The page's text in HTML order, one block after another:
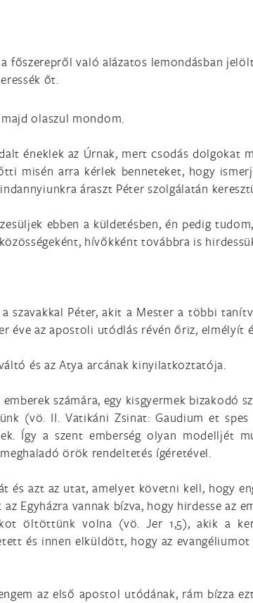
főszerepről való alázatos lemondásban
őt.
olaszul mondom.
éneklek az Úrnak, mert csodás dolgokat
misén arra kérlek benneteket, hogy
áraszt Péter szolgálatán
ebben a küldetésben, én pedig
hívőkként továbbra is
a szavakkal Péter, akit a Mester a többi
éve az apostoli utódlás révén őriz, elmélyít
és az Atya arcának kinyilatkoztatója.
számára, egy kisgyermek bizakodó
(vö. II. Vatikáni Zsinat: Gaudium et
Így a szent emberség olyan modelljét
örök rendeltetés ígéretével.
és azt az utat, amelyet követni kell, hogy
Egyházra vannak bízva, hogy hirdesse az
öltöttünk volna (vö. Jer 1,5), akik a
és innen elküldött, hogy az
az első apostol utódának, rám bízza